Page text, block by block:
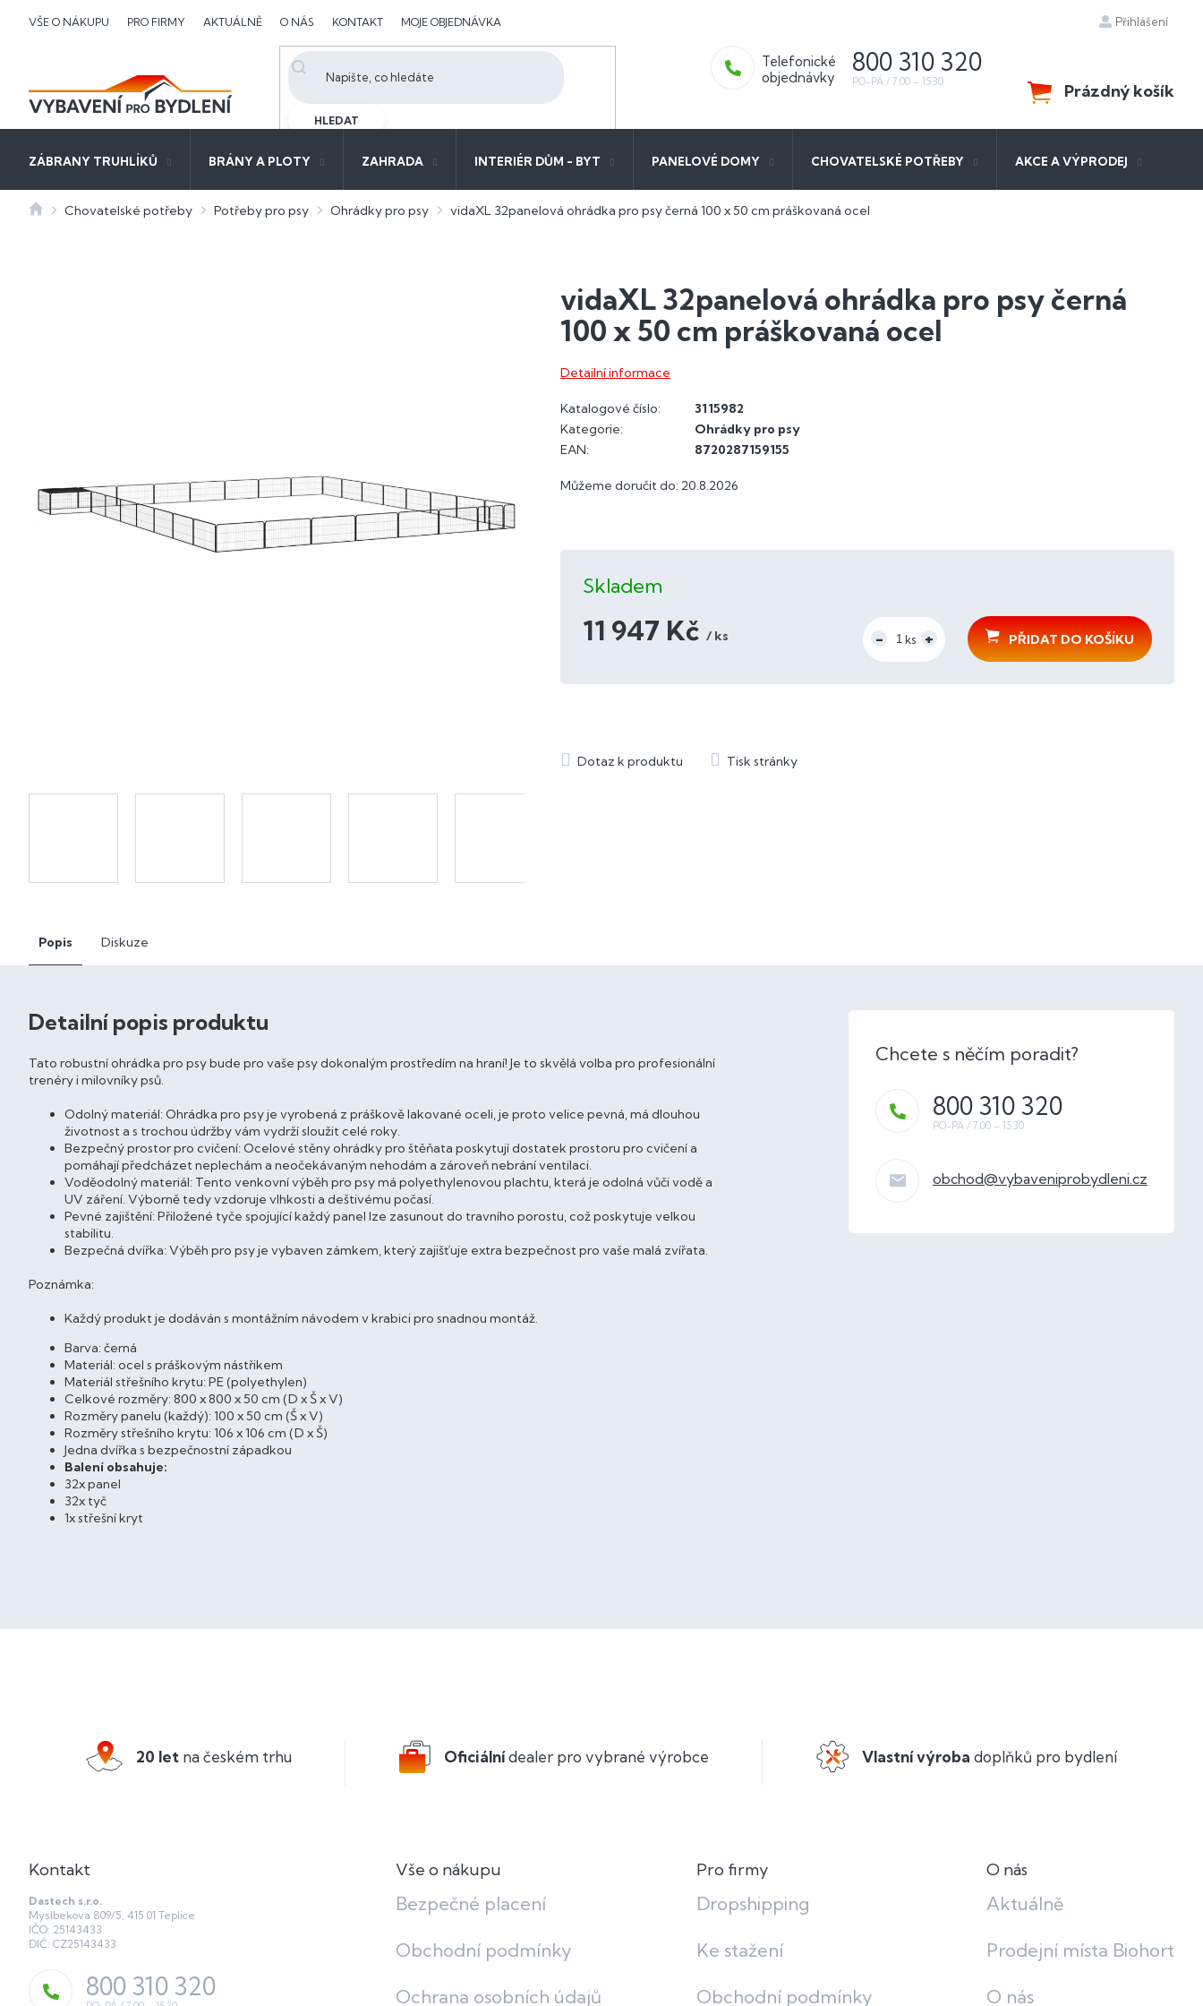
VŠE O NÁKUPU PRO FIRMY AKTUÁLNĚ O NÁS KONTAKT MOJE OBJEDNÁVKA Přihlášení
HLEDAT
800 310 320
NÁKUPNÍ
KOŠÍK
Prázdný košík
ZÁBRANY TRUHLÍKŮ BRÁNY A PLOTY ZAHRADA INTERIÉR DŮM - BYT PANELOVÉ DOMY CHOVATELSKÉ POTŘEBY AKCE A VÝPRODEJ
DomůChovatelské potřeby Potřeby pro psy Ohrádky pro psy vidaXL 32panelová ohrádka pro psy černá 100 x 50 cm práškovaná ocel
vidaXL 32panelová ohrádka pro psy černá
100 x 50 cm práškovaná ocel
Můžeme doručit do: 20.8.2026
Skladem
11 947 Kč / ks
PŘIDAT DO KOŠÍKU
Detailní informace
Katalogové číslo:
3115982
Kategorie:
Ohrádky pro psy
EAN: 8720287159155
Popis Diskuze
Detailní popis produktu
Tato robustní ohrádka pro psy bude pro vaše psy dokonalým prostředím na hraní! Je to skvělá volba pro profesionální
trenéry i milovníky psů.
Odolný materiál: Ohrádka pro psy je vyrobená z práškově lakované oceli, je proto velice pevná, má dlouhou
životnost a s trochou údržby vám vydrží sloužit celé roky.
Bezpečný prostor pro cvičení: Ocelové stěny ohrádky pro štěňata poskytují dostatek prostoru pro cvičení a
pomáhají předcházet neplechám a neočekávaným nehodám a zároveň nebrání ventilaci.
Voděodolný materiál: Tento venkovní výběh pro psy má polyethylenovou plachtu, která je odolná vůči vodě a
UV záření. Výborně tedy vzdoruje vlhkosti a deštivému počasí.
Pevné zajištění: Přiložené tyče spojující každý panel lze zasunout do travního porostu, což poskytuje velkou
stabilitu.
Bezpečná dvířka: Výběh pro psy je vybaven zámkem, který zajišťuje extra bezpečnost pro vaše malá zvířata.
Poznámka:
Každý produkt je dodáván s montážním návodem v krabici pro snadnou montáž.
Barva: černá
Materiál: ocel s práškovým nástřikem
Materiál střešního krytu: PE (polyethylen)
Celkové rozměry: 800 x 800 x 50 cm (D x Š x V)
Rozměry panelu (každý): 100 x 50 cm (Š x V)
Rozměry střešního krytu: 106 x 106 cm (D x Š)
Jedna dvířka s bezpečnostní západkou
Balení obsahuje:
32x panel
32x tyč
1x střešní kryt
obchod@vybaveniprobydleni.cz
800 310 320
20 let na českém trhu Oficiálnídealer pro vybrané výrobce Vlastní výroba doplňků pro bydlení
Kontakt
Dastech s.r.o.
Myslbekova 809/5, 415 01 Teplice
IČO: 25143433
DIČ: CZ25143433
800 310 320
Vše o nákupu
Bezpečné placení
Obchodní podmínky
Ochrana osobních údajů
Pro firmy
Dropshipping
Ke stažení
Obchodní podmínky
O nás
Aktuálně
Prodejní místa Biohort
O nás